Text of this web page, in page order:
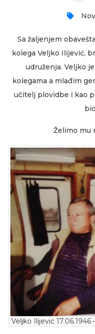
Sa žaljenjem
kolega Veljko Ilijević,
udruženja. Veljko
kolegama a mlađim
učitelj plovidbe i kao
Želimo mu
Veljko Ilijević 17.06.1946